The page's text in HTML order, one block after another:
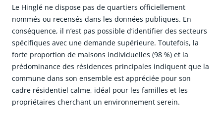
Le Hinglé ne dispose pas de quartiers officiellement
nommés ou recensés dans les données publiques. En
conséquence, il n’est pas possible d’identifier des secteurs
spécifiques avec une demande supérieure. Toutefois, la
forte proportion de maisons individuelles (98 %) et la
prédominance des résidences principales indiquent que la
commune dans son ensemble est appréciée pour son
cadre résidentiel calme, idéal pour les familles et les
propriétaires cherchant un environnement serein.